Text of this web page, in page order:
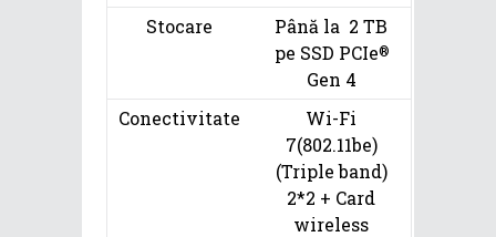
Stocare
Până la 2 TB
pe SSD PCIe®
Gen 4
Conectivitate
Wi-Fi
7(802.11be)
(Triple band)
2*2 + Card
wireless